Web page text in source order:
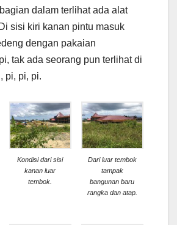
dalam terlihat ada alat
sisi kiri kanan pintu masuk
dengan pakaian
tak ada seorang pun terlihat di
pi, pi, pi.
Kondisi dari sisi
kanan luar
tembok.
Dari luar tembok
tampak
bangunan baru
rangka dan atap.